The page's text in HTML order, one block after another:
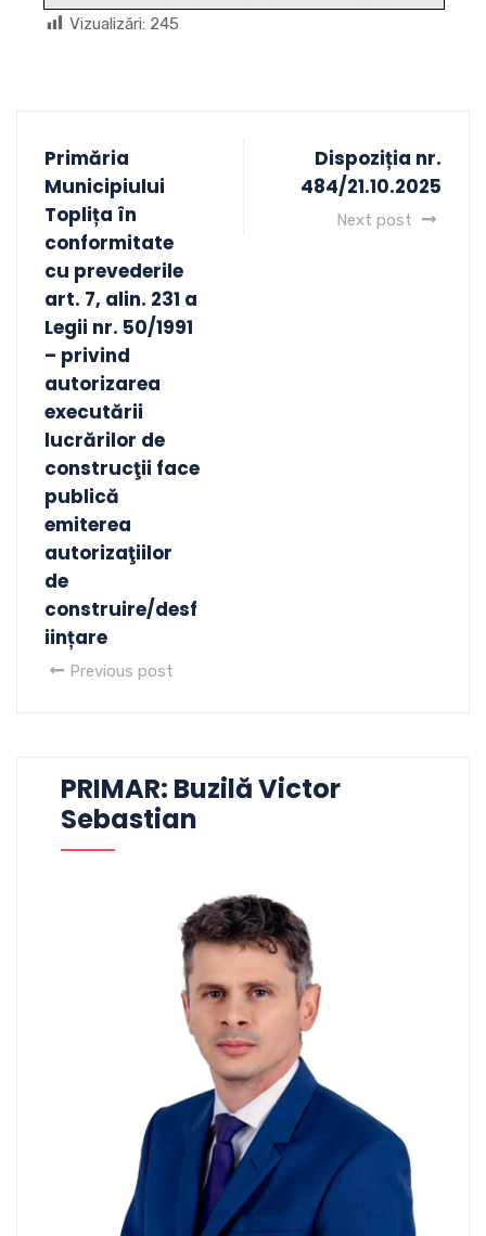
Vizualizări: 245
Primăria
Municipiului
Toplița în
conformitate
cu prevederile
art. 7, alin. 231 a
Legii nr. 50/1991
– privind
autorizarea
executării
lucrărilor de
construcţii face
publică
emiterea
autorizaţiilor
de
construire/desf
iințare
Previous post
Dispoziția nr.
484/21.10.2025
Next post
PRIMAR: Buzilă Victor
Sebastian